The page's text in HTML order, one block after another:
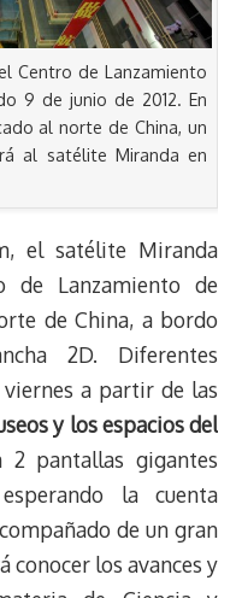
Centro de Lanzamiento
9 de junio de 2012. En
al norte de China, un
al satélite Miranda en
el satélite Miranda
de Lanzamiento de
de China, a bordo
2D. Diferentes
a partir de las
y los espacios del
2 pantallas gigantes
la cuenta
de un gran
conocer los avances y